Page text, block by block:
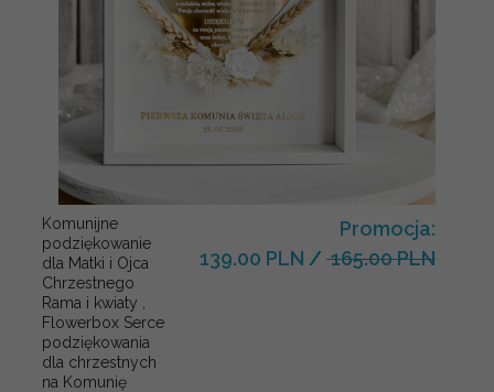
Komunijne
podziękowanie
dla Matki i Ojca
Chrzestnego
Rama i kwiaty ,
Flowerbox Serce
podziękowania
dla chrzestnych
na Komunię
Promocja:
139.00 PLN / 165.00 PLN